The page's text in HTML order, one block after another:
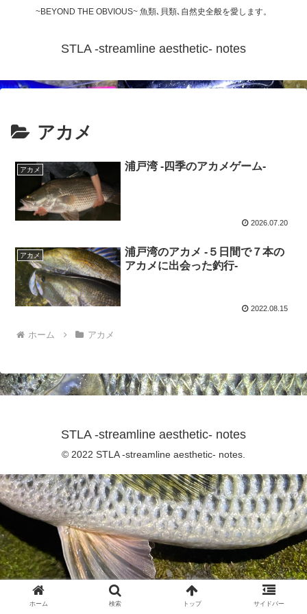
~BEYOND THE OBVIOUS~ 魚類､貝類､自然史全般を愛します。
STLA -streamline aesthetic- notes
アカメ
アカメ 浦戸湾 -四季のアカメゲーム-
2026.07.20
アカメ
浦戸湾のアカメ -５日間で７本の
アカメに出会った釣行-
2022.08.15
ホーム アカメ
STLA -streamline aesthetic- notes
© 2022 STLA -streamline aesthetic- notes.
ホーム 検索 トップ サイドバー